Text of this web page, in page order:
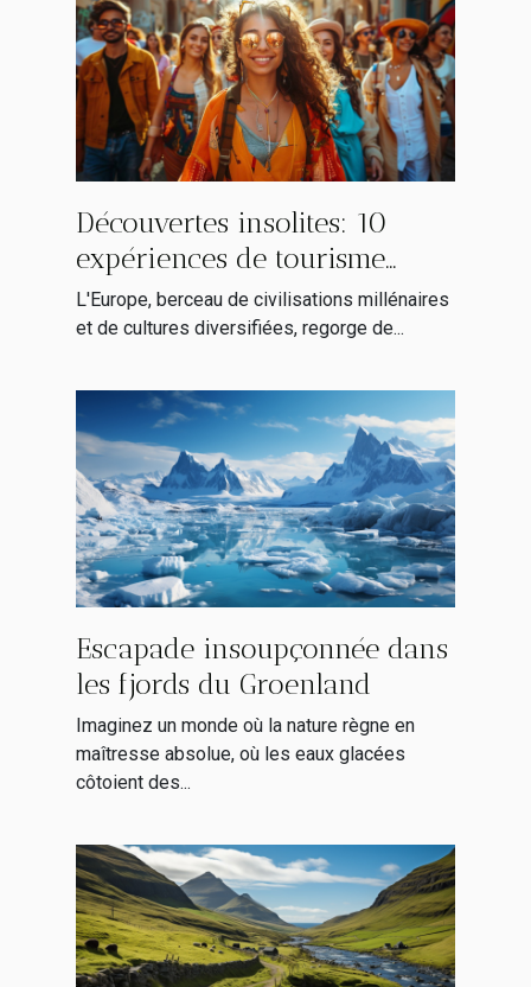
Découvertes insolites: 10
expériences de tourisme
alternatif en Europe
L'Europe, berceau de civilisations millénaires
et de cultures diversifiées, regorge de...
Escapade insoupçonnée dans
les fjords du Groenland
Imaginez un monde où la nature règne en
maîtresse absolue, où les eaux glacées
côtoient des...